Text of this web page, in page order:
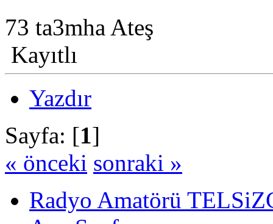
73 ta3mha Ateş
Kayıtlı
Yazdır
Sayfa: [1]
« önceki sonraki »
Radyo Amatörü